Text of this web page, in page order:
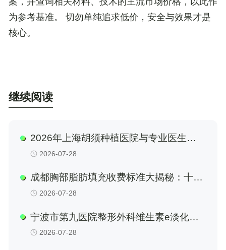
为参考基准。
切勿单纯追求低价，安全与效果才是
核心。
继续阅读
2026年上海胡须种植医院与专业医生选
择指南：从技术、口碑到价格全方位剖析
2026-07-28
成都胸部脂肪填充收费标准大揭秘：十家
知名医美机构对比，含成都达芬奇（医
2026-07-28
宁波市第九医院整形外科维生素e淡化颈
纹挂什么科
2026-07-28